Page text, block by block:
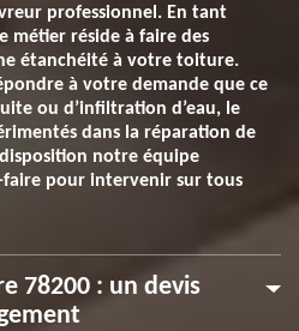
professionnel. En tant
métier réside à faire des
étanchéité à votre toiture.
à votre demande que ce
ou d’infiltration d’eau, le
dans la réparation de
notre équipe
pour intervenir sur tous
78200 : un devis